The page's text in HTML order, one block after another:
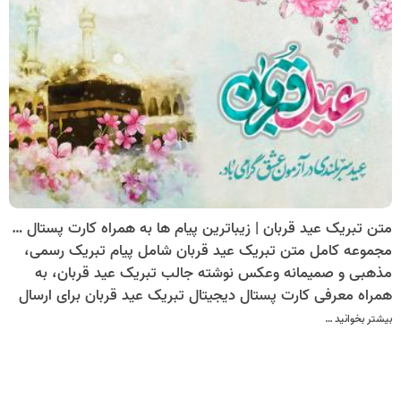
متن تبریک عید قربان | زیباترین پیام ها به همراه کارت پستال دیجیتال تبریک عید قربان
مجموعه کامل متن تبریک عید قربان شامل پیام تبریک رسمی،
مذهبی و صمیمانه وعکس نوشته جالب تبریک عید قربان، به
همراه معرفی کارت پستال دیجیتال تبریک عید قربان برای ارسال
به دوستان و آشنایان.
بیشتر بخوانید …